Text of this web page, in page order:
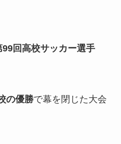
99回高校サッカー選手
の優勝で幕を閉じた大会